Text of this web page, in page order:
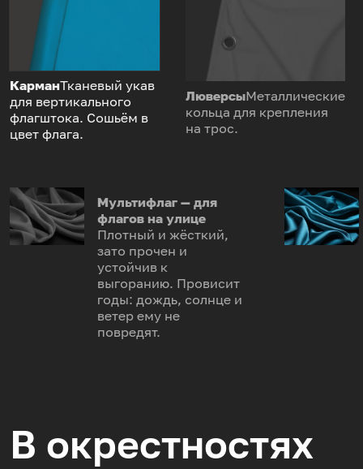
КарманТканевый укав
для вертикального
флагштока. Сошьём в
цвет флага.
ЛюверсыМеталлические
кольца для крепления
на трос.
Мультифлаг — для
флагов на улице
Плотный и жёсткий,
зато прочен и
устойчив к
выгоранию. Провисит
годы: дождь, солнце и
ветер ему не
повредят.
В окрестностях